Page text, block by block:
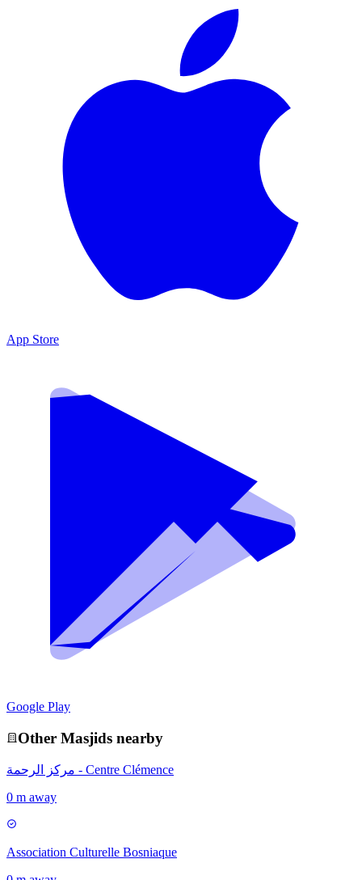
App Store
Google Play
Other Masjids nearby
مركز الرحمة - Centre Clémence
0 m away
Association Culturelle Bosniaque